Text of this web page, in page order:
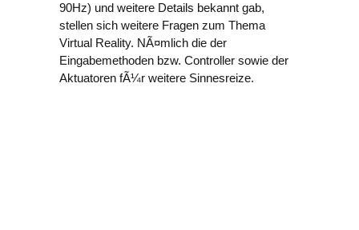
90Hz) und weitere Details bekannt gab,
stellen sich weitere Fragen zum Thema
Virtual Reality. NÃ¤mlich die der
Eingabemethoden bzw. Controller sowie der
Aktuatoren fÃ¼r weitere Sinnesreize.